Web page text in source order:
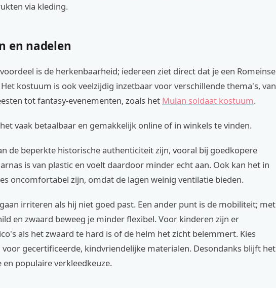
via kleding.
en nadelen
is de herkenbaarheid; iedereen ziet direct dat je een Romeinse
kostuum is ook veelzijdig inzetbaar voor verschillende thema's, van
tot fantasy-evenementen, zoals het Mulan soldaat kostuum.
vaak betaalbaar en gemakkelijk online of in winkels te vinden.
de beperkte historische authenticiteit zijn, vooral bij goedkopere
is van plastic en voelt daardoor minder echt aan. Ook kan het in
oncomfortabel zijn, omdat de lagen weinig ventilatie bieden.
irriteren als hij niet goed past. Een ander punt is de mobiliteit; met
en zwaard beweeg je minder flexibel. Voor kinderen zijn er
als het zwaard te hard is of de helm het zicht belemmert. Kies
gecertificeerde, kindvriendelijke materialen. Desondanks blijft het
en populaire verkleedkeuze.